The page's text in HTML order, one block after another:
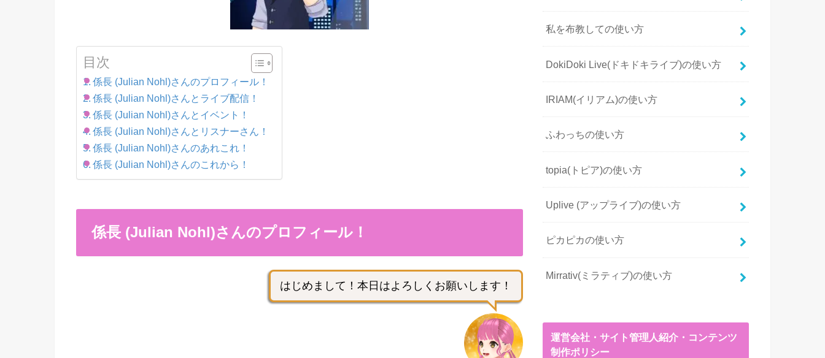
目次
係長 (Julian Nohl)さんのプロフィール！
係長 (Julian Nohl)さんとライブ配信！
係長 (Julian Nohl)さんとイベント！
係長 (Julian Nohl)さんとリスナーさん！
係長 (Julian Nohl)さんのあれこれ！
係長 (Julian Nohl)さんのこれから！
係長 (Julian Nohl)さんのプロフィール！
はじめまして！本日はよろしくお願いします！
私を布教しての使い方
DokiDoki Live(ドキドキライブ)の使い方
IRIAM(イリアム)の使い方
ふわっちの使い方
topia(トピア)の使い方
Uplive (アップライブ)の使い方
ピカピカの使い方
Mirrativ(ミラティブ)の使い方
運営会社・サイト管理人紹介・コンテンツ
制作ポリシー